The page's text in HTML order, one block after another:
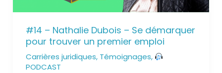
#14 – Nathalie Dubois – Se démarquer
pour trouver un premier emploi
Carrières juridiques, Témoignages,
PODCAST